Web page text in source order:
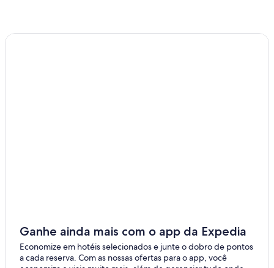
Ganhe ainda mais com o app da Expedia
Economize em hotéis selecionados e junte o dobro de pontos
a cada reserva. Com as nossas ofertas para o app, você